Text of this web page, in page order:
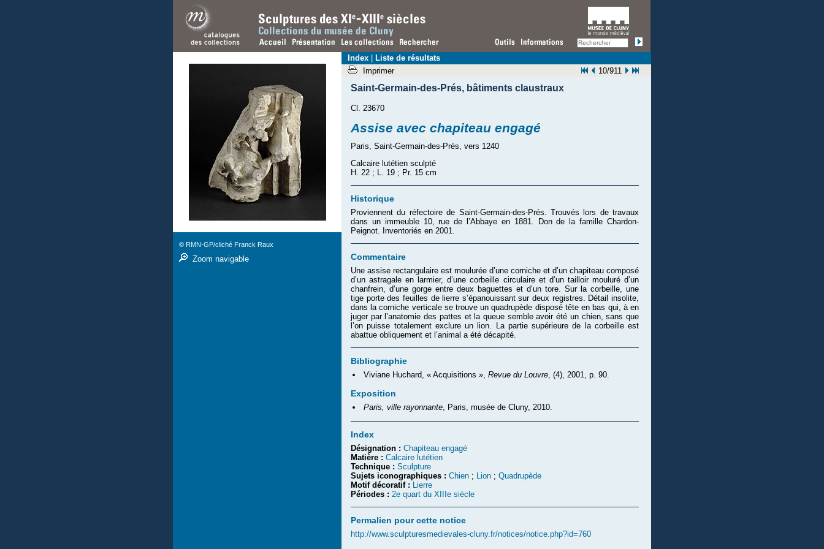
Saint-Germain-des-Prés, bâtiments claustraux
Cl. 23670
Assise avec chapiteau engagé
Paris, Saint-Germain-des-Prés, vers 1240
Calcaire lutétien sculpté
H. 22 ; L. 19 ; Pr. 15 cm
Historique
Proviennent du réfectoire de Saint-Germain-des-Prés. Trouvés lors de travaux
dans un immeuble 10, rue de l’Abbaye en 1881. Don de la famille Chardon-
Peignot. Inventoriés en 2001.
Commentaire
Une assise rectangulaire est moulurée d’une corniche et d’un chapiteau composé
d’un astragale en larmier, d’une corbeille circulaire et d’un tailloir mouluré d’un
chanfrein, d’une gorge entre deux baguettes et d’un tore. Sur la corbeille, une
tige porte des feuilles de lierre s’épanouissant sur deux registres. Détail insolite,
dans la corniche verticale se trouve un quadrupède disposé tête en bas qui, à en
juger par l’anatomie des pattes et la queue semble avoir été un chien, sans que
l’on puisse totalement exclure un lion. La partie supérieure de la corbeille est
abattue obliquement et l’animal a été décapité.
Bibliographie
Viviane Huchard, « Acquisitions », Revue du Louvre, (4), 2001, p. 90.
Exposition
Paris, ville rayonnante, Paris, musée de Cluny, 2010.
Index
Désignation : Chapiteau engagé
Matière : Calcaire lutétien
Technique : Sculpture
Sujets iconographiques : Chien ; Lion ; Quadrupède
Motif décoratif : Lierre
Périodes : 2e quart du XIIIe siècle
Permalien pour cette notice
http://www.sculpturesmedievales-cluny.fr/notices/notice.php?id=760
© RMN-GP/cliché Franck Raux
Zoom navigable
Index
Liste de résultats
Imprimer
10/911